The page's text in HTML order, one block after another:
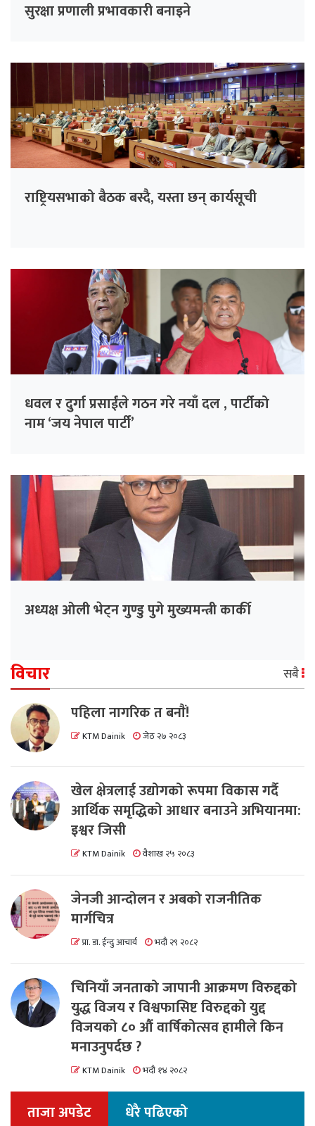
सुरक्षा प्रणाली प्रभावकारी बनाइने
राष्ट्रियसभाको बैठक बस्दै, यस्ता छन् कार्यसूची
धवल र दुर्गा प्रसाईंले गठन गरे नयाँ दल , पार्टीको
नाम ‘जय नेपाल पार्टी’
अध्यक्ष ओली भेट्न गुण्डु पुगे मुख्यमन्त्री कार्की
विचार सबै
पहिला नागरिक त बनाैं!
KTM Dainik जेठ २७ २०८३
खेल क्षेत्रलाई उद्योगको रूपमा विकास गर्दै
आर्थिक समृद्धिको आधार बनाउने अभियानमा:
इश्वर जिसी
KTM Dainik वैशाख २५ २०८३
जेनजी आन्दोलन र अबको राजनीतिक
मार्गचित्र
प्रा. डा. ईन्दु आचार्य भदौ २९ २०८२
चिनियाँ जनताको जापानी आक्रमण विरुद्दको
युद्ध विजय र विश्वफासिष्ट विरुद्दको युद्द
विजयको ८० औं वार्षिकोत्सव हामीले किन
मनाउनुपर्दछ ?
KTM Dainik भदौ १४ २०८२
ताजा अपडेट धेरै पढिएको